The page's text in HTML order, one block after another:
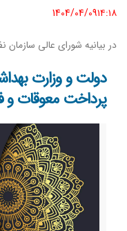
1404/04/09١٤:١٨
در بیانیه شورای عالی سازمان
دولت و وزارت
پرداخت معوقات و